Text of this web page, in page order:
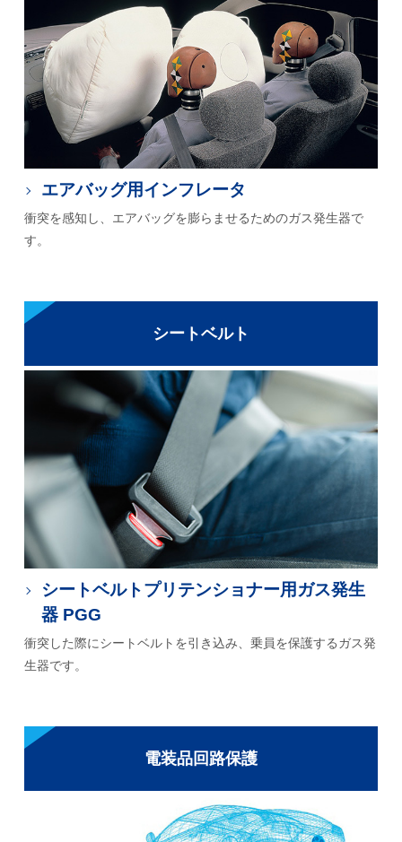
エアバッグ用インフレータ
衝突を感知し、エアバッグを膨らませるためのガス発生器で
す。
シートベルト
シートベルトプリテンショナー用ガス発生
器 PGG
衝突した際にシートベルトを引き込み、乗員を保護するガス発
生器です。
電装品回路保護